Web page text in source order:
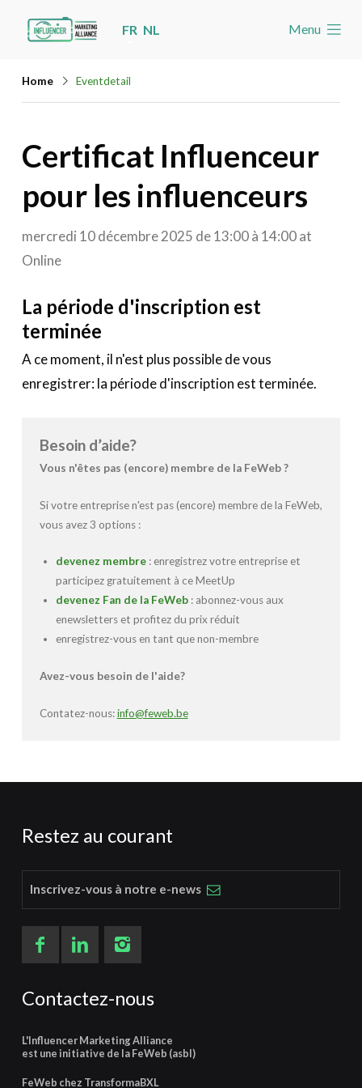
Jump
Jump
to
main
FR NL Menu
Home Eventdetail
Certificat Influenceur
pour les influenceurs
mercredi 10 décembre 2025 de 13:00 à 14:00at
Online
La période d'inscription est
terminée
A ce moment, il n'est plus possible de vous
enregistrer: la période d'inscription est terminée.
Besoin d’aide?
Vous n'êtes pas (encore) membre de la FeWeb ?
Si votre entreprise n'est pas (encore) membre de la FeWeb,
vous avez 3 options :
devenez membre : enregistrez votre entreprise et
participez gratuitement à ce MeetUp
devenez Fan de la FeWeb : abonnez-vous aux
enewsletters et profitez du prix réduit
enregistrez-vous en tant que non-membre
Avez-vous besoin de l'aide?
Contatez-nous:info@feweb.be
Restez au courant
Inscrivez-vous à notre e-news
Contactez-nous
L'Influencer Marketing Alliance
est une initiative de la FeWeb (asbl)
FeWeb chez TransformaBXL
Cas
Toolbox